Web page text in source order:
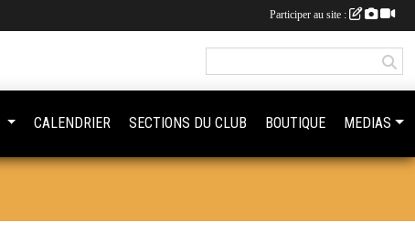
CALENDRIER SECTIONS DU CLUB BOUTIQUE MEDIAS
Participer au site :